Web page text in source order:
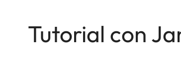
Tutorial con